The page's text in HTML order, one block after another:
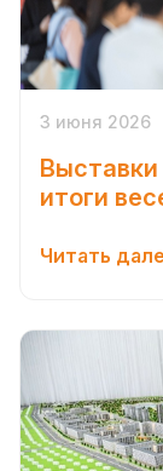
3 июня 2026
итоги
Читать